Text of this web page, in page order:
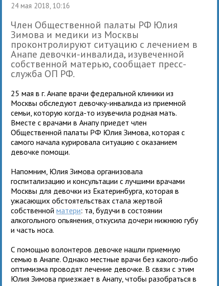
24 мая 2018, 10:16
Член Общественной палаты РФ Юлия
Зимова и медики из Москвы
проконтролируют ситуацию с лечением в
Анапе девочки-инвалида, изувеченной
собственной матерью, сообщает пресс-
служба ОП РФ.
25 мая в г. Анапе врачи федеральной клиники из
Москвы обследуют девочку-инвалида из приемной
семьи, которую когда-то изувечила родная мать.
Вместе с врачами в Анапу приедет член
Общественной палаты РФ Юлия Зимова, которая с
самого начала курировала ситуацию с оказанием
девочке помощи.
Напомним, Юлия Зимова организовала
госпитализацию и консультации с лучшими врачами
Москвы для девочки из Екатеринбурга, которая в
ужасающих обстоятельствах стала жертвой
собственнойматери: та, будучи в состоянии
алкогольного опьянения, откусила дочери нижнюю губу
и часть носа.
С помощью волонтеров девочке нашли приемную
семью в Анапе. Однако местные врачи без какого-либо
оптимизма проводят лечение девочке. В связи с этим
Юлия Зимова приезжает в Анапу, чтобы разобраться в